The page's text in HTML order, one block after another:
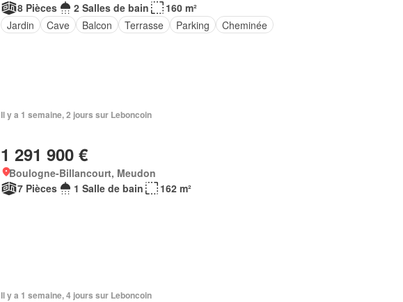
8 Pièces
2 Salles de bain
160 m²
Jardin
Cave Balcon Terrasse Parking Cheminée
Il y a 1 semaine, 2 jours sur Leboncoin
1 291 900 €
Boulogne-Billancourt, Meudon
7 Pièces
1 Salle de bain 162 m²
Il y a 1 semaine, 4 jours sur Leboncoin